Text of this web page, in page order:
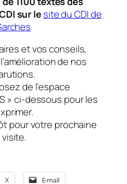
sur lesite du CDI de
et vos conseils,
de nos
de l’espace
» ci-dessous pour les
pour votre prochaine
visite.
X E-mail